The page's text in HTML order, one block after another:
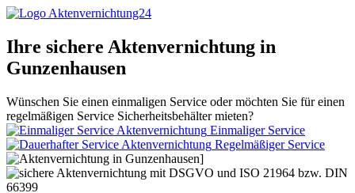
Ihre sichere Aktenvernichtung in
Gunzenhausen
Wünschen Sie einen einmaligen Service oder möchten Sie für einen
regelmäßigen Service Sicherheitsbehälter mieten?
Einmaliger Service
Regelmäßiger Service